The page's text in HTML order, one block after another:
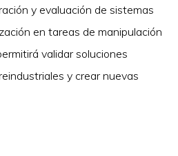
y evaluación de sistemas
en tareas de manipulación
validar soluciones
y crear nuevas